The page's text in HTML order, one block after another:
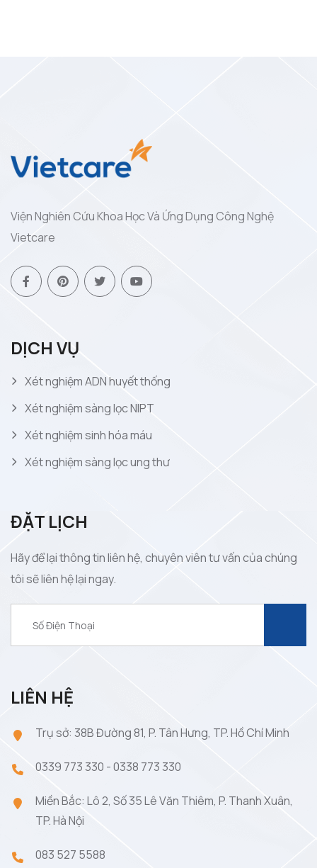
Viện Nghiên Cứu Khoa Học Và Ứng Dụng Công Nghệ
Vietcare
DỊCH VỤ
Xét nghiệm ADN huyết thống
Xét nghiệm sàng lọc NIPT
Xét nghiệm sinh hóa máu
Xét nghiệm sàng lọc ung thư
ĐẶT LỊCH
Hãy để lại thông tin liên hệ, chuyên viên tư vấn của chúng
tôi sẽ liên hệ lại ngay.
LIÊN HỆ
Trụ sở: 38B Đường 81, P. Tân Hưng, TP. Hồ Chí Minh
0339 773 330 -0338 773 330
Miền Bắc: Lô 2, Số 35 Lê Văn Thiêm, P. Thanh Xuân,
TP. Hà Nội
083 527 5588